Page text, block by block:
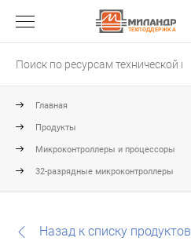
ТЕХПОДДЕРЖКА
Главная
Продукты
Микроконтроллеры и процессоры
32-разрядные микроконтроллеры
Назад к списку продуктов